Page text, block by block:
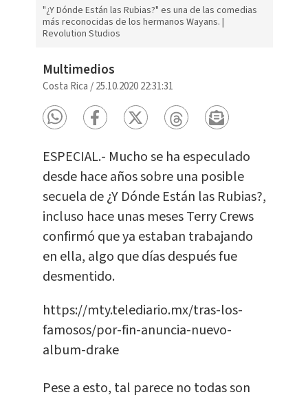
"¿Y Dónde Están las Rubias?" es una de las comedias
más reconocidas de los hermanos Wayans. |
Revolution Studios
Multimedios
Costa Rica /25.10.2020 22:31:31
ESPECIAL.- Mucho se ha especulado
desde hace años sobre una posible
secuela de ¿Y Dónde Están las Rubias?,
incluso hace unas meses Terry Crews
confirmó que ya estaban trabajando
en ella, algo que días después fue
desmentido.
https://mty.telediario.mx/tras-los-
famosos/por-fin-anuncia-nuevo-
album-drake
Pese a esto, tal parece no todas son